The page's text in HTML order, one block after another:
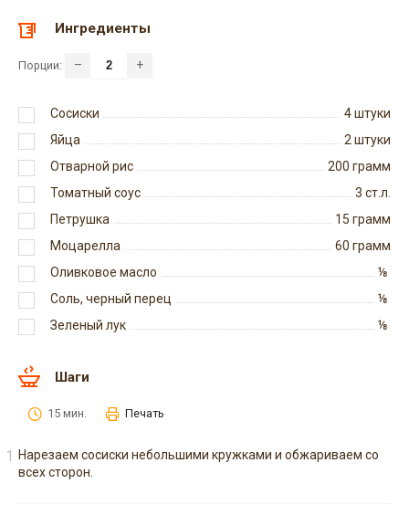
Ингредиенты
Порции: – +
Сосиски 4штуки
Яйца
2штуки
Отварной рис
200 грамм
Томатный соус
3 ст.л.
Петрушка
15 грамм
Моцарелла
60 грамм
Оливковое масло
⅛
Соль, черный перец
⅛
Зеленый лук
⅛
Шаги
15 мин. Печать
Нарезаем сосиски небольшими кружками и обжариваем со
всех сторон.